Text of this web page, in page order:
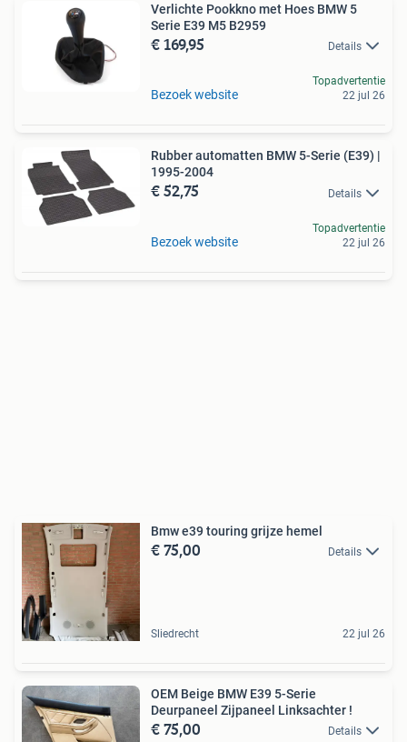
Verlichte Pookkno met Hoes BMW 5
Serie E39 M5 B2959
€ 169,95 Details
Bezoek website
Topadvertentie
22 jul 26
Rubber automatten BMW 5-Serie (E39) |
1995-2004
€ 52,75 Details
Bezoek website
Topadvertentie
22 jul 26
Bmw e39 touring grijze hemel
€ 75,00 Details
Sliedrecht 22 jul 26
OEM Beige BMW E39 5-Serie
Deurpaneel Zijpaneel Linksachter !
€ 75,00 Details